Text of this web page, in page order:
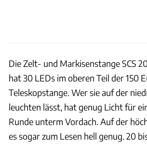
Die Zelt- und Markisenstange SCS
hat 30 LEDs im oberen Teil der 150
Teleskopstange. Wer sie auf der
leuchten lässt, hat genug Licht für
Runde unterm Vordach. Auf der
es sogar zum Lesen hell genug. 20